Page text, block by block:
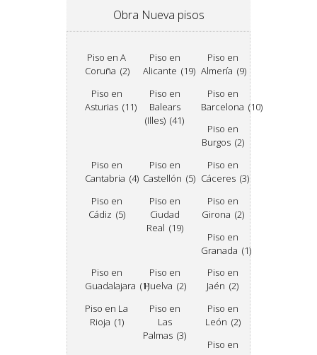
Obra Nueva pisos
Piso en A
Coruña (2)
Piso en
Alicante (19)
Piso en
Almería (9)
Piso en
Asturias (11)
Piso en
Balears
(Illes) (41)
Piso en
Barcelona (10)
Piso en
Burgos (2)
Piso en
Cantabria (4)
Piso en
Castellón (5)
Piso en
Cáceres (3)
Piso en
Cádiz (5)
Piso en
Ciudad
Real (19)
Piso en
Girona (2)
Piso en
Granada (1)
Piso en
Guadalajara (1)
Piso en
Huelva (2)
Piso en
Jaén (2)
Piso en La
Rioja (1)
Piso en
Las
Palmas (3)
Piso en
León (2)
Piso en